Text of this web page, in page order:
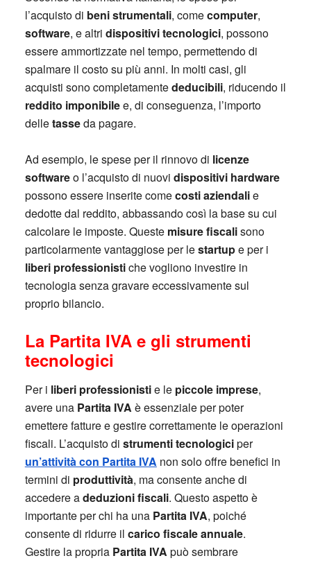
l’acquisto di beni strumentali, comecomputer,
software, e altri dispositivi tecnologici, possono
essere ammortizzate nel tempo, permettendo di
spalmare il costo su più anni. In molti casi, gli
acquisti sono completamentededucibili, riducendo il
reddito imponibilee, di conseguenza, l’importo
delletasseda pagare.
Ad esempio, le spese per il rinnovo di licenze
softwareo l’acquisto di nuovi dispositivi hardware
possono essere inserite comecosti aziendalie
dedotte dal reddito, abbassando così la base su cui
calcolare le imposte. Queste misure fiscalisono
particolarmente vantaggiose per lestartupe per i
liberi professionistiche vogliono investire in
tecnologia senza gravare eccessivamente sul
proprio bilancio.
La Partita IVA e gli strumenti
tecnologici
Per i liberi professionistie le piccole imprese,
avere una Partita IVA è essenziale per poter
emettere fatture e gestire correttamente le operazioni
fiscali. L’acquisto di strumenti tecnologiciper
un’attività con Partita IVA non solo offre benefici in
termini di produttività, ma consente anche di
accedere adeduzioni fiscali. Questo aspetto è
importante per chi ha una Partita IVA, poiché
consente di ridurre il carico fiscale annuale.
Gestire la propria Partita IVA può sembrare